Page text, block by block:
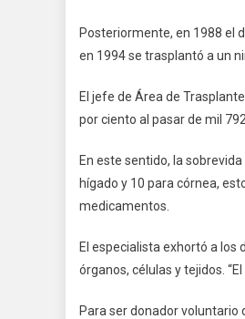
Posteriormente, en 1988 el
en 1994 se trasplantó a un
El jefe de Área de
por ciento al pasar de mil
En este sentido, la
hígado y 10 para córnea,
medicamentos.
El especialista exhortó a los
órganos, células y tejidos.
Para ser donador voluntario